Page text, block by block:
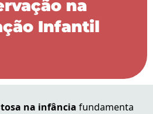
na
Infantil
na infância fundamenta